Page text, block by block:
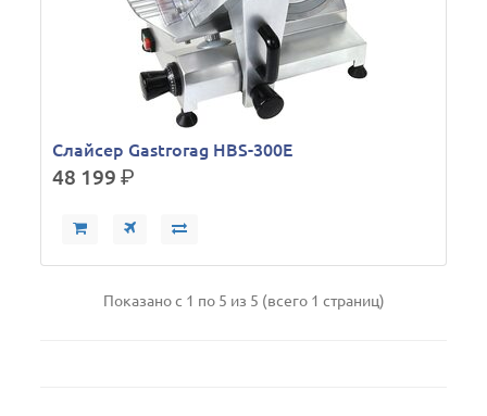
Слайсер Gastrorag HBS-300E
48 199р.
Показано с 1 по 5 из 5 (всего 1 страниц)